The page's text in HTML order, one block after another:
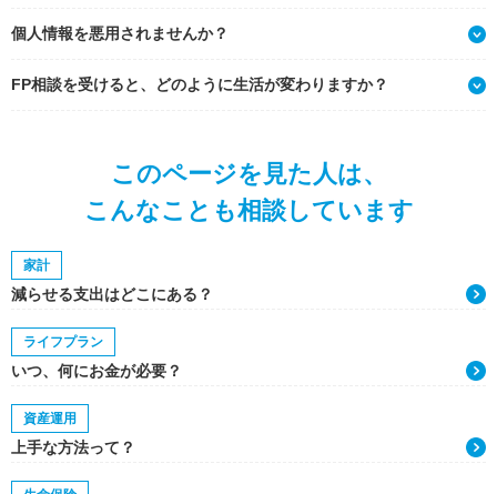
個人情報を悪用されませんか？
FP相談を受けると、どのように生活が変わりますか？
このページを見た人は、
こんなことも相談しています
家計
減らせる支出はどこにある？
ライフプラン
いつ、何にお金が必要？
資産運用
上手な方法って？